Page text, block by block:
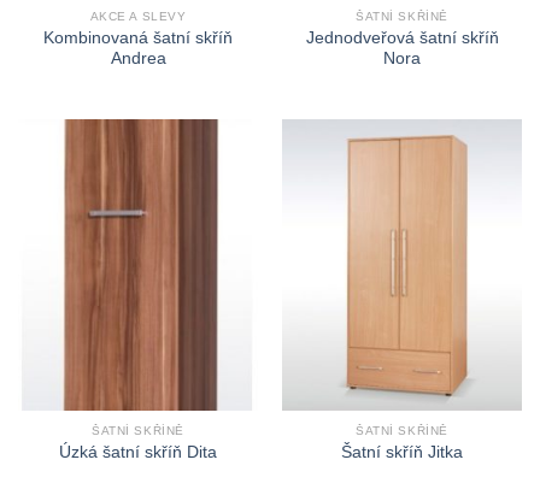
AKCE A SLEVY
Kombinovaná šatní skříň
Andrea
ŠATNÍ SKŘÍNĚ
Jednodveřová šatní skříň
Nora
ŠATNÍ SKŘÍNĚ
Úzká šatní skříň Dita
ŠATNÍ SKŘÍNĚ
Šatní skříň Jitka